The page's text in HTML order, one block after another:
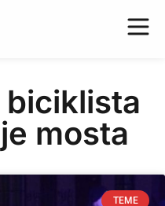
biciklista
mosta
TEME